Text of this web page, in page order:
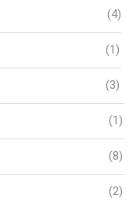
(4)
(1)
(3)
(1)
(8)
(2)